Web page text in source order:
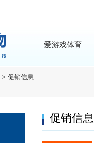
爱游戏体育
> 促销信息
促销信息